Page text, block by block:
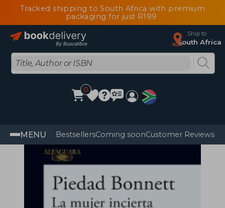
Tracked shipping to South Africa with premium
packaging for just R199
Ship to
South Africa
0
MENU BestsellersComing soonCustomer Reviews